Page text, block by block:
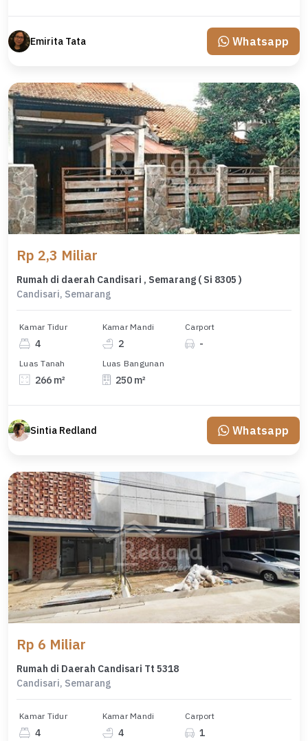
Emirita Tata Whatsapp
Rp 2,3 Miliar
Rumah di daerah Candisari , Semarang ( Si 8305 )
Candisari, Semarang
Kamar Tidur
4
Kamar Mandi
2
Carport
-
Luas Tanah
266 m²
Luas Bangunan
250 m²
Sintia Redland Whatsapp
Rp 6 Miliar
Rumah di Daerah Candisari Tt 5318
Candisari, Semarang
Kamar Tidur
4
Kamar Mandi
4
Carport
1